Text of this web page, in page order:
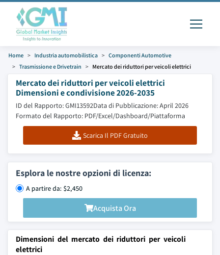
Home Industria automobilistica
Componenti Automotive
Trasmissione e Drivetrain
Mercato dei riduttori per veicoli elettrici
Mercato dei riduttori per veicoli elettrici
Dimensioni e condivisione 2026-2035
ID del Rapporto: GMI13592Data di Pubblicazione: April 2026
Formato del Rapporto: PDF/Excel/Dashboard/Piattaforma
Scarica Il PDF Gratuito
Esplora le nostre opzioni di licenza:
A partire da: $2,450
Acquista Ora
Dimensioni del mercato dei riduttori per veicoli
elettrici